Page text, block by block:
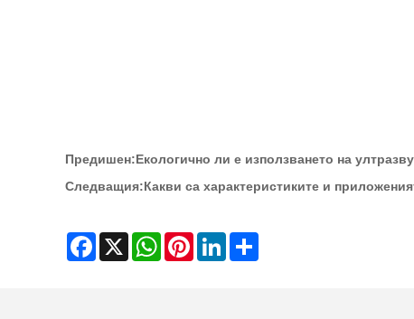
Предишен:Екологично ли е използването на
Следващия:Какви са характеристиките и
Facebook
X WhatsAppPinterestLinkedIn